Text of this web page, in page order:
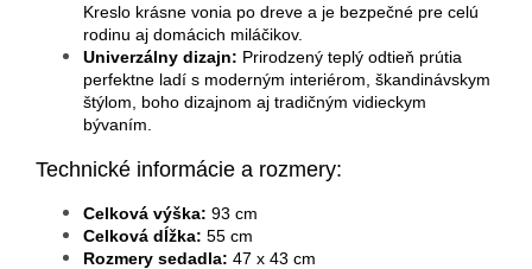
Kreslo krásne vonia po dreve a je bezpečné pre celú
rodinu aj domácich miláčikov.
Univerzálny dizajn: Prirodzený teplý odtieň prútia
perfektne ladí s moderným interiérom, škandinávskym
štýlom, boho dizajnom aj tradičným vidieckym
bývaním.
Technické informácie a rozmery:
Celková výška: 93 cm
Celková dĺžka: 55 cm
Rozmery sedadla: 47 x 43 cm